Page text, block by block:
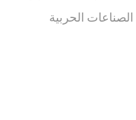
الحربية